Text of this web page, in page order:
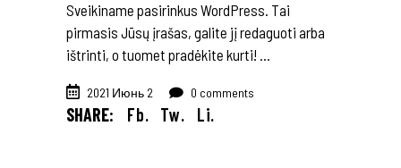
Sveikiname pasirinkus WordPress. Tai
pirmasis Jūsų įrašas, galite jį redaguoti arba
ištrinti, o tuomet pradėkite kurti!
2021 Июнь 2 0 comments
SHARE: Fb. Tw. Li.